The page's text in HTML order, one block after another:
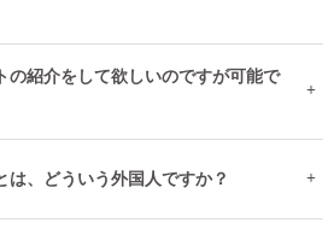
の紹介をして欲しいのですが可能で
は、どういう外国人ですか？